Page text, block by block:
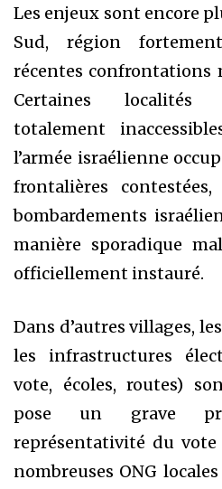
Les enjeux sont encore
Sud, région
récentes confrontations
Certaines localités
totalement
l’armée israélienne
frontalières
bombardements
manière sporadique
officiellement instauré.
Dans d’autres villages,
les infrastructures
vote, écoles, routes)
pose un grave
représentativité du
nombreuses ONG